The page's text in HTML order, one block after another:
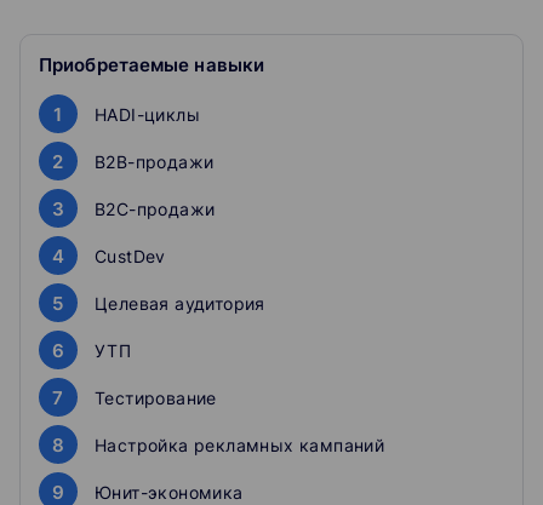
инвестиций
Руководителям в компаниях, которые хотят увеличить
продуктовую линейку
Приобретаемые навыки
1 HADI-циклы
2 B2B-продажи
3 B2C-продажи
4 CustDev
5 Целевая аудитория
6 УТП
7 Тестирование
8 Настройка рекламных кампаний
9 Юнит-экономика